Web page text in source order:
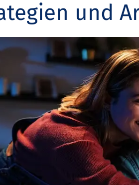
und